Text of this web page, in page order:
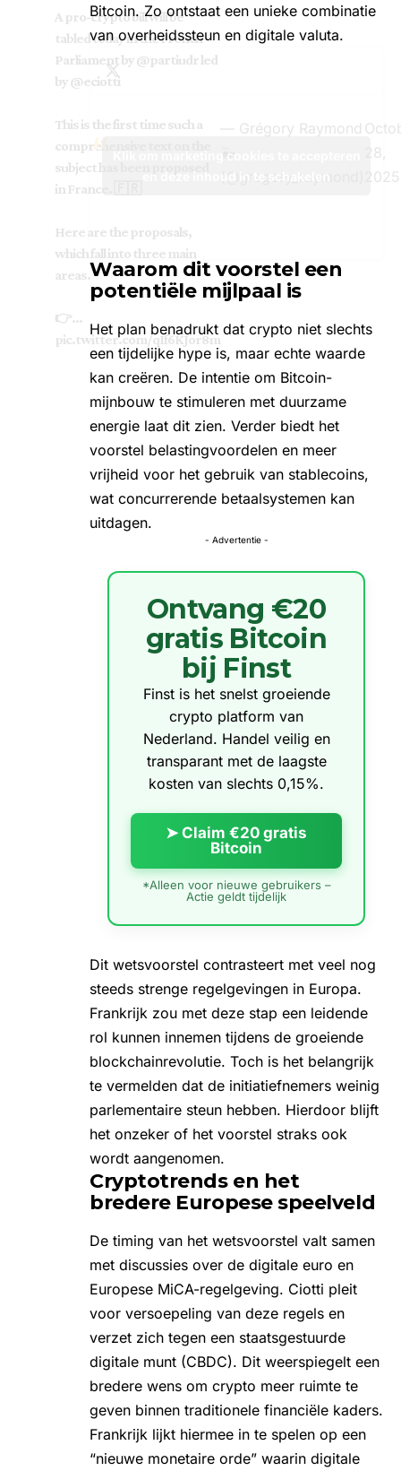
Bitcoin. Zo ontstaat een unieke combinatie
van overheidssteun en digitale valuta.
A pro-crypto bill will be
tabled today in the French
Parliament by@partiudr led
by@eciotti
This is the first time such a
comprehensive text on the
subject has been proposed
in France. 🇫🇷
Here are the proposals,
which fall into three main
areas.
👉…
pic.twitter.com/qIf6KJor8m
— Grégory Raymond
🐳
(@gregory_raymond)
28,
2025
Klik om marketing cookies te accepteren
en deze inhoud in te schakelen
Waarom dit voorstel een
potentiële mijlpaal is
Het plan benadrukt dat crypto niet slechts
een tijdelijke hype is, maar echte waarde
kan creëren. De intentie om Bitcoin-
mijnbouw te stimuleren met duurzame
energie laat dit zien. Verder biedt het
voorstel belastingvoordelen en meer
vrijheid voor het gebruik van stablecoins,
wat concurrerende betaalsystemen kan
uitdagen.
- Advertentie -
Ontvang €20
gratis Bitcoin
bij Finst
Finst is het snelst groeiende
crypto platform van
Nederland. Handel veilig en
transparant met de laagste
kosten van slechts 0,15%.
➤ Claim €20 gratis
Bitcoin
*Alleen voor nieuwe gebruikers –
Actie geldt tijdelijk
Dit wetsvoorstel contrasteert met veel nog
steeds strenge regelgevingen in Europa.
Frankrijk zou met deze stap een leidende
rol kunnen innemen tijdens de groeiende
blockchainrevolutie. Toch is het belangrijk
te vermelden dat de initiatiefnemers weinig
parlementaire steun hebben. Hierdoor blijft
het onzeker of het voorstel straks ook
wordt aangenomen.
Cryptotrends en het
bredere Europese speelveld
De timing van het wetsvoorstel valt samen
met discussies over de digitale euro en
Europese MiCA-regelgeving. Ciotti pleit
voor versoepeling van deze regels en
verzet zich tegen een staatsgestuurde
digitale munt (CBDC). Dit weerspiegelt een
bredere wens om crypto meer ruimte te
geven binnen traditionele financiële kaders.
Frankrijk lijkt hiermee in te spelen op een
“nieuwe monetaire orde” waarin digitale